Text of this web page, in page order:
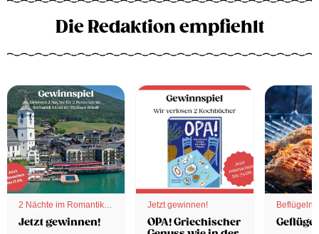
Die Redaktion empfiehlt
2 Nächte im Romantik
Hotel
Jetzt gewinnen!
Jetzt gewinnen!
OPA! Griechischer